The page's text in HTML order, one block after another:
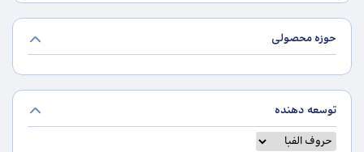
حوزه محصولی
توسعه دهنده